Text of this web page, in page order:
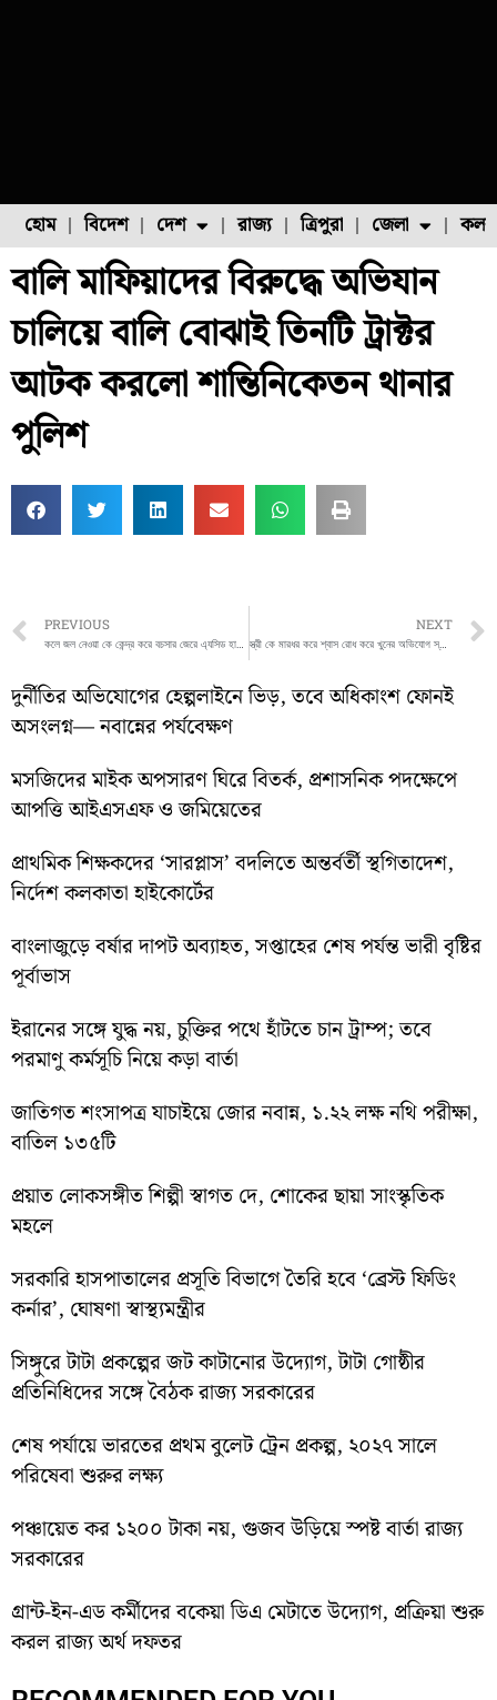
হোম বিদেশ দেশ
ফুল চাষ ফল চাষ মাছ চাষ
রাজ্য ত্রিপুরা জেলা
উত্তর ২৪ পরগনা
বালি মাফিয়াদের বিরুদ্ধে অভিযান
চালিয়ে বালি বোঝাই তিনটি ট্রাক্টর
আটক করলো শান্তিনিকেতন থানার
পুলিশ
Prev
PREVIOUS
কলে জল নেওয়া কে কেন্দ্র করে বচসার জেরে এ্যসিড হামলায় জখম এক মহিলা
NEXT
স্ত্রী কে মারধর করে শ্বাস রোধ করে খুনের অভিযোগ স্বামীর বিরুদ্ধে
দুর্নীতির অভিযোগের হেল্পলাইনে ভিড়, তবে অধিকাংশ ফোনই
অসংলগ্ন— নবান্নের পর্যবেক্ষণ
মসজিদের মাইক অপসারণ ঘিরে বিতর্ক, প্রশাসনিক পদক্ষেপে
আপত্তি আইএসএফ ও জমিয়েতের
প্রাথমিক শিক্ষকদের ‘সারপ্লাস’ বদলিতে অন্তর্বর্তী স্থগিতাদেশ,
নির্দেশ কলকাতা হাইকোর্টের
বাংলাজুড়ে বর্ষার দাপট অব্যাহত, সপ্তাহের শেষ পর্যন্ত ভারী বৃষ্টির
পূর্বাভাস
ইরানের সঙ্গে যুদ্ধ নয়, চুক্তির পথে হাঁটতে চান ট্রাম্প; তবে
পরমাণু কর্মসূচি নিয়ে কড়া বার্তা
জাতিগত শংসাপত্র যাচাইয়ে জোর নবান্ন, ১.২২ লক্ষ নথি পরীক্ষা,
বাতিল ১৩৫টি
প্রয়াত লোকসঙ্গীত শিল্পী স্বাগত দে, শোকের ছায়া সাংস্কৃতিক
মহলে
সরকারি হাসপাতালের প্রসূতি বিভাগে তৈরি হবে ‘ব্রেস্ট ফিডিং
কর্নার’, ঘোষণা স্বাস্থ্যমন্ত্রীর
সিঙ্গুরে টাটা প্রকল্পের জট কাটানোর উদ্যোগ, টাটা গোষ্ঠীর
প্রতিনিধিদের সঙ্গে বৈঠক রাজ্য সরকারের
শেষ পর্যায়ে ভারতের প্রথম বুলেট ট্রেন প্রকল্প, ২০২৭ সালে
পরিষেবা শুরুর লক্ষ্য
পঞ্চায়েত কর ১২০০ টাকা নয়, গুজব উড়িয়ে স্পষ্ট বার্তা রাজ্য
সরকারের
গ্রান্ট-ইন-এড কর্মীদের বকেয়া ডিএ মেটাতে উদ্যোগ, প্রক্রিয়া শুরু
করল রাজ্য অর্থ দফতর